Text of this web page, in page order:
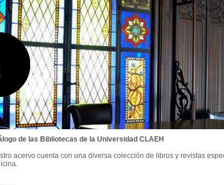
de las Bibliotecas de la Universidad CLAEH
acervo cuenta con una diversa colección de libros y revistas